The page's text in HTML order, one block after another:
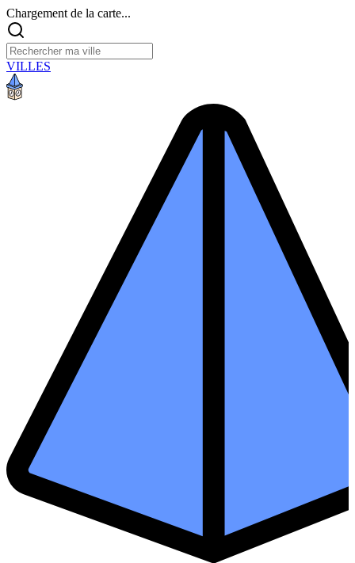
Chargement de la carte...
VILLES